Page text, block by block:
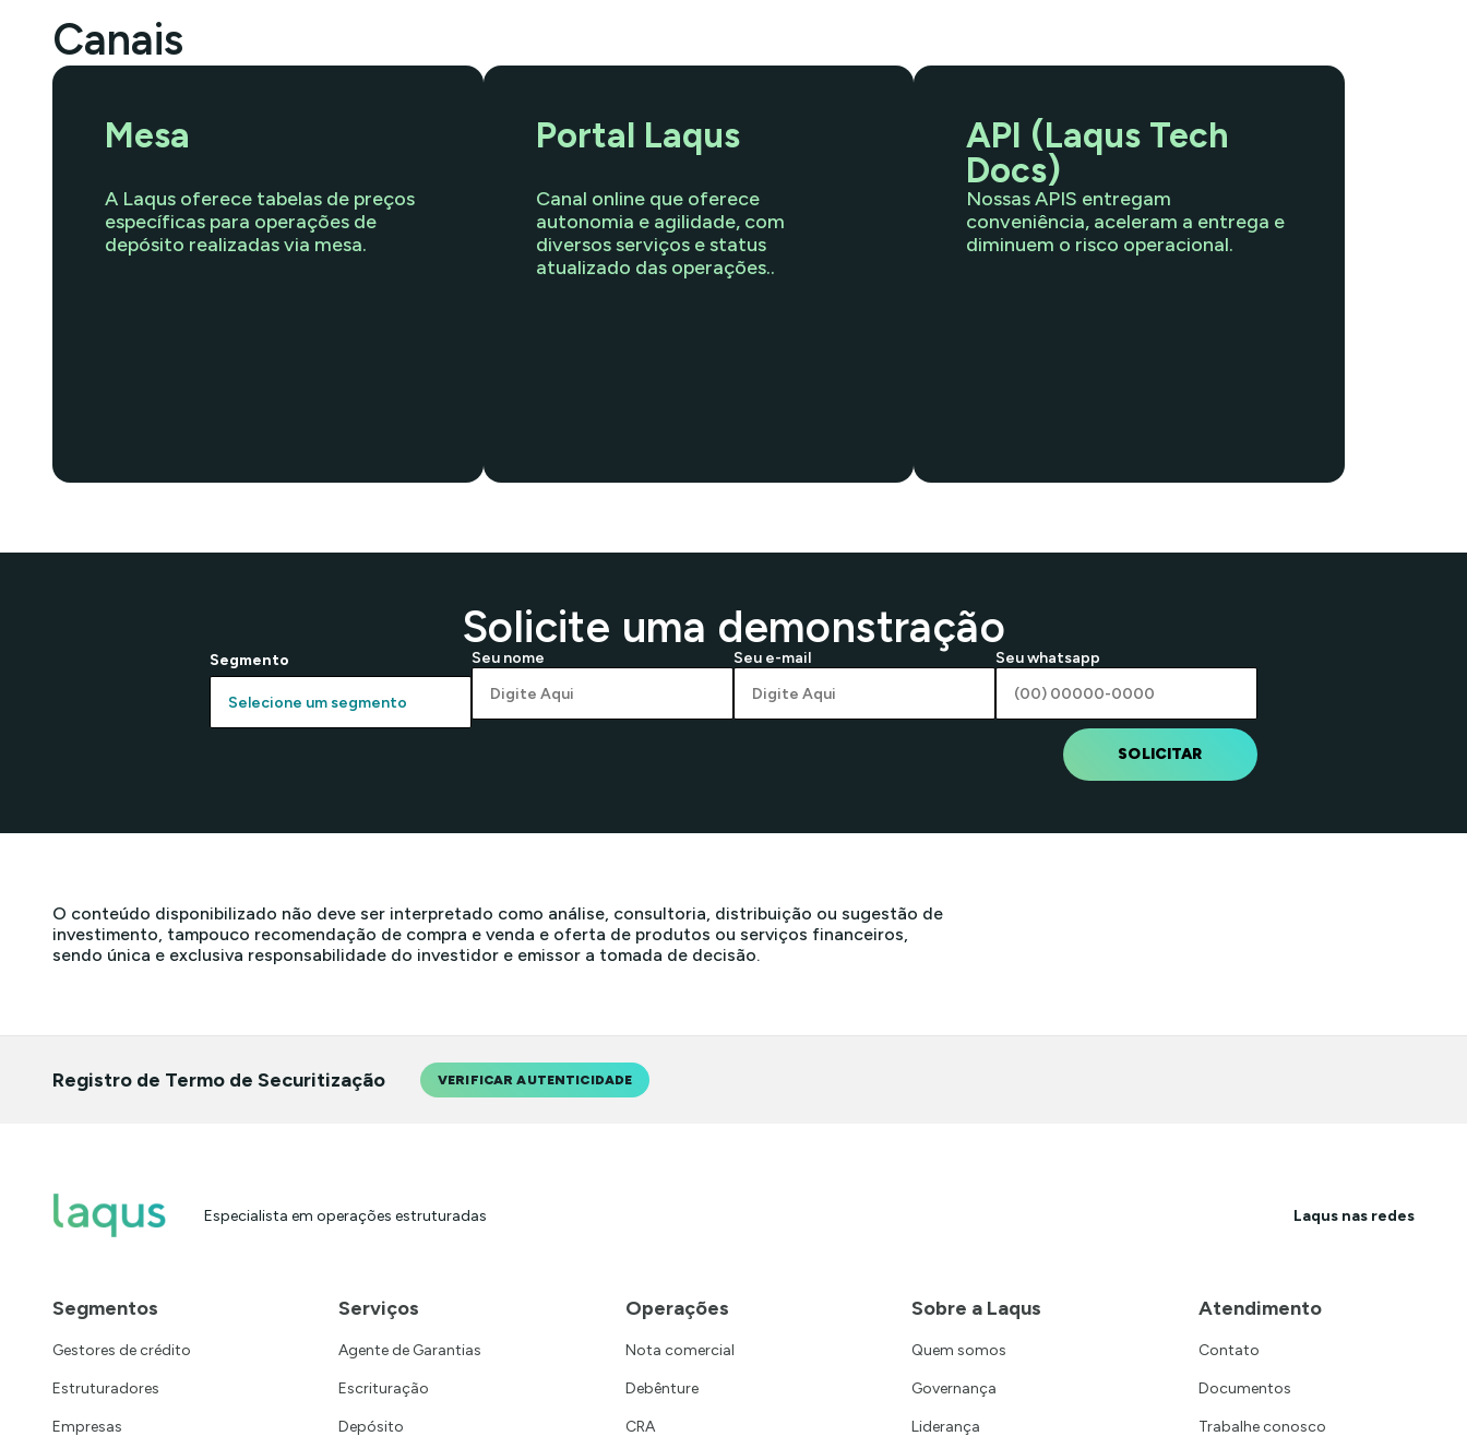
Canais
Mesa
A Laqus oferece tabelas de preços
específicas para operações de
depósito realizadas via mesa.
Portal Laqus
Canal online que oferece
autonomia e agilidade, com
diversos serviços e status
atualizado das operações..
API (Laqus Tech
Docs)
Nossas APIS entregam
conveniência, aceleram a entrega e
diminuem o risco operacional.
Solicite uma demonstração
Segmento Seu nome Seu e-mail Seu whatsapp
SOLICITAR
O conteúdo disponibilizado não deve ser interpretado como análise, consultoria, distribuição ou sugestão de
investimento, tampouco recomendação de compra e venda e oferta de produtos ou serviços financeiros,
sendo única e exclusiva responsabilidade do investidor e emissor a tomada de decisão.
Registro de Termo de Securitização VERIFICAR AUTENTICIDADE
Especialista em operações estruturadas Laqus nas redes
Segmentos
Gestores de crédito
Estruturadores
Empresas
Serviços
Agente de Garantias
Escrituração
Depósito
Operações
Nota comercial
Debênture
CRA
Sobre a Laqus
Quem somos
Governança
Liderança
Atendimento
Contato
Documentos
Trabalhe conosco